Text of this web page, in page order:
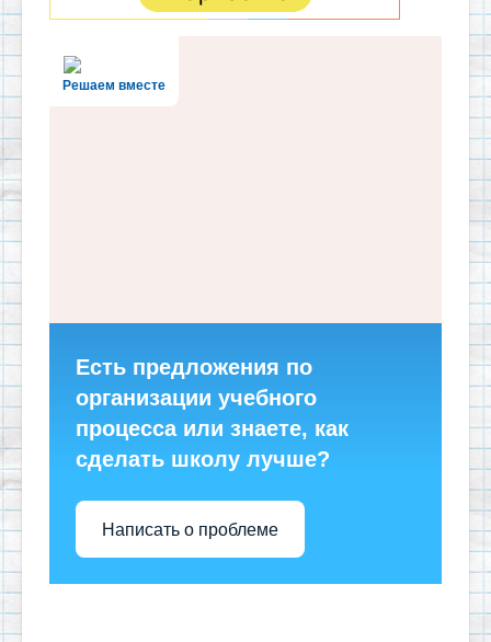
Решаем вместе
Есть предложения по
организации учебного
процесса или знаете, как
сделать школу лучше?
Написать о проблеме